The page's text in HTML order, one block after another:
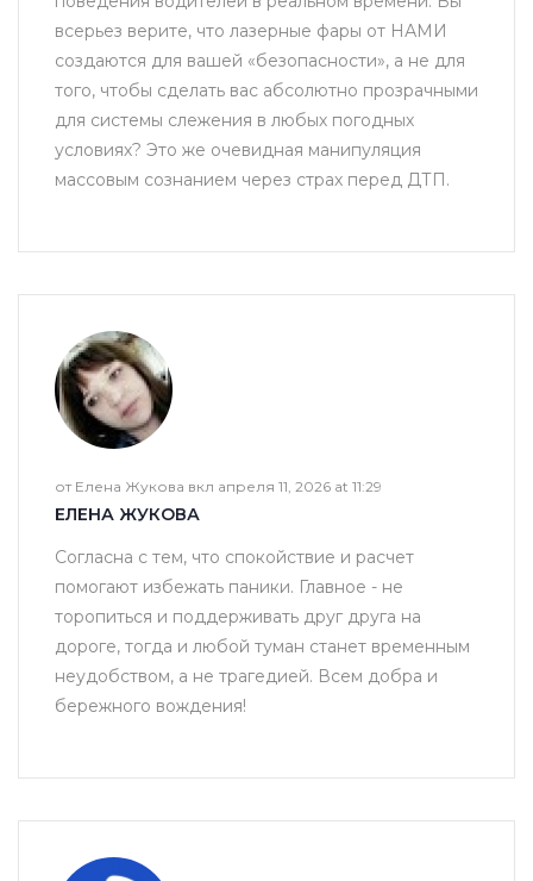
всерьез верите, что лазерные фары от НАМИ
создаются для вашей «безопасности», а не для
того, чтобы сделать вас абсолютно прозрачными
для системы слежения в любых погодных
условиях? Это же очевидная манипуляция
массовым сознанием через страх перед ДТП.
от Елена Жукова вкл апреля 11, 2026 at 11:29
ЕЛЕНА ЖУКОВА
Согласна с тем, что спокойствие и расчет
помогают избежать паники. Главное - не
торопиться и поддерживать друг друга на
дороге, тогда и любой туман станет временным
неудобством, а не трагедией. Всем добра и
бережного вождения!